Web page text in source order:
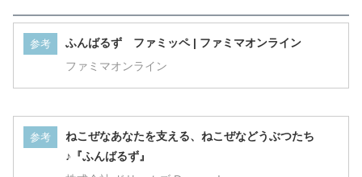
参考 ふんばるず ファミッペ | ファミマオンライン
ファミマオンライン
参考
ねこぜなあなたを支える、ねこぜなどうぶつたち
♪『ふんばるず』